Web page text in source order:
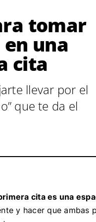
tomar
una
cita
llevar por el
que te da el
cita es una
y hacer que ambas